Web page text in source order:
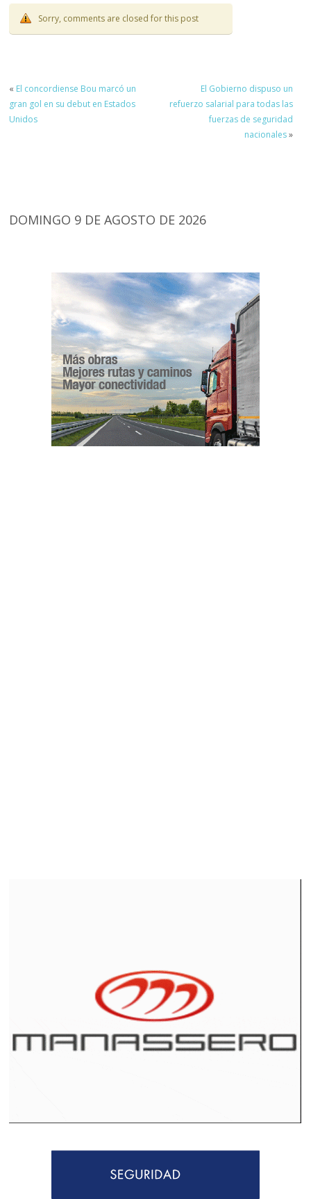
Sorry, comments are closed for this post
« El concordiense Bou marcó un
gran gol en su debut en Estados
Unidos
El Gobierno dispuso un
refuerzo salarial para todas las
fuerzas de seguridad
nacionales»
DOMINGO 9 DE AGOSTO DE 2026